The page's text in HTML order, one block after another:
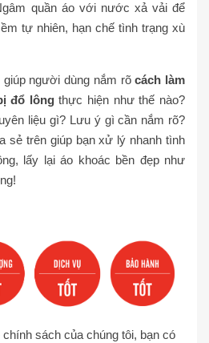
quần áo với nước xả vải để
tự nhiên, hạn chế tình trạng xù
giúp người dùng nắm rõcách làm
đổ lôngthực hiện như thế nào?
liệu gì? Lưu ý gì cần nắm rõ?
sẻ trên giúp bạn xử lý nhanh tình
lấy lại áo khoác bền đẹp như
sách của chúng tôi, bạn có